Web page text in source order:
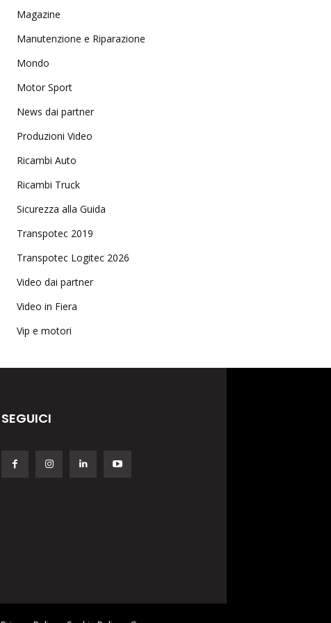
Magazine
Manutenzione e Riparazione
Mondo
Motor Sport
News dai partner
Produzioni Video
Ricambi Auto
Ricambi Truck
Sicurezza alla Guida
Transpotec 2019
Transpotec Logitec 2026
Video dai partner
Video in Fiera
Vip e motori
SEGUICI